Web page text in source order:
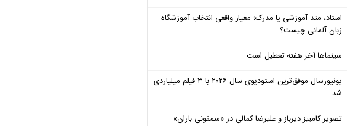
استاد، متد آموزشی یا مدرک؛ معیار واقعی انتخاب آموزشگاه
زبان آلمانی چیست؟
سینماها آخر هفته تعطیل است
یونیورسال موفق‌ترین استودیوی سال ۲۰۲۶ با ۳ فیلم میلیاردی
شد
تصویر کامبیز دیرباز و علیرضا کمالی در «سمفونی باران»